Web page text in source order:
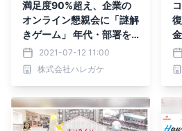
満足度90%超え、企業の
オンライン懇親会に「謎解
きゲーム」 年代・部署を
超えた「遊ぶ」社内イベン
ト
2021-07-12 11:00
株式会社ハレガケ